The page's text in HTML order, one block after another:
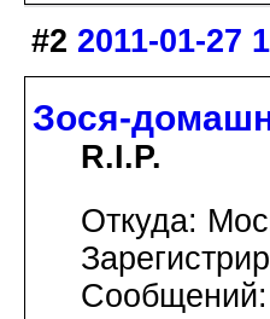
#2 2011-01-27
Зося-
R.I.P.
Откуда: